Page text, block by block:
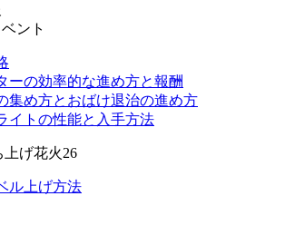
ント
ーの効率的な進め方と報酬
集め方とおばけ退治の進め方
イトの性能と入手方法
げ花火26
ル上げ方法